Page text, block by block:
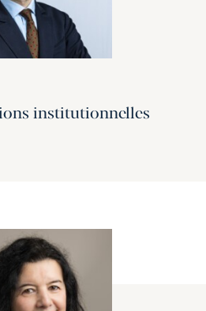
institutionnelles